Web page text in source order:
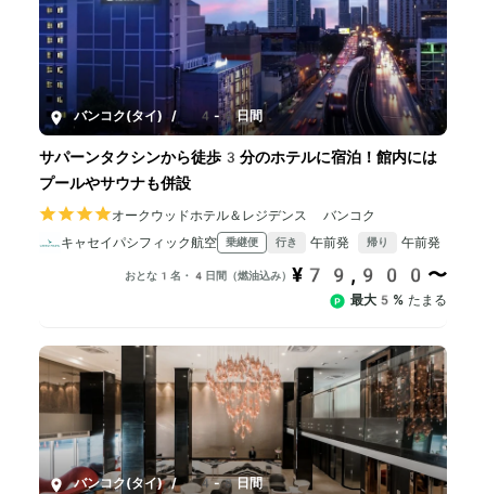
バンコク(タイ) / 4-6日間
サパーンタクシンから徒歩3分のホテルに宿泊！館内には
プールやサウナも併設
オークウッドホテル＆レジデンス バンコク
キャセイパシフィック航空
乗継便 行き 午前発 帰り 午前発
おとな1名・4日間（燃油込み） ¥79,900〜
最大5% たまる
バンコク(タイ) / 4-8日間